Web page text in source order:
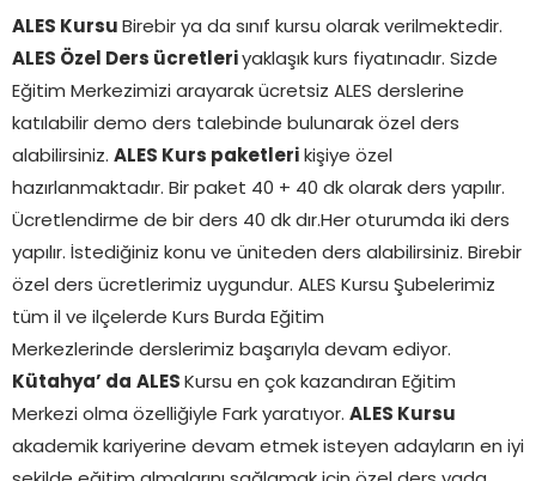
ALES Kursu Birebir ya da sınıf kursu olarak verilmektedir.
ALES Özel Ders ücretleri yaklaşık kurs fiyatınadır. Sizde
Eğitim Merkezimizi arayarak ücretsiz ALES derslerine
katılabilir demo ders talebinde bulunarak özel ders
alabilirsiniz. ALES Kurs paketleri kişiye özel
hazırlanmaktadır. Bir paket 40 + 40 dk olarak ders yapılır.
Ücretlendirme de bir ders 40 dk dır.Her oturumda iki ders
yapılır. İstediğiniz konu ve üniteden ders alabilirsiniz. Birebir
özel ders ücretlerimiz uygundur. ALES Kursu Şubelerimiz
tüm il ve ilçelerde Kurs Burda Eğitim
Merkezlerinde derslerimiz başarıyla devam ediyor.
Kütahya’ da ALES Kursu en çok kazandıran Eğitim
Merkezi olma özelliğiyle Fark yaratıyor. ALES Kursu
akademik kariyerine devam etmek isteyen adayların en iyi